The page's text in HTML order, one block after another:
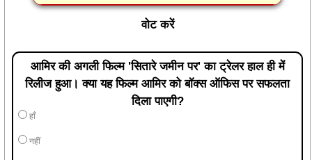
वोट करें
आमिर की अगली फिल्म 'सितारे जमीन पर' का ट्रेलर हाल ही में
रिलीज हुआ। क्या यह फिल्म आमिर को बॉक्स ऑफिस पर सफलता
दिला पाएगी?
हाँ
नहीं